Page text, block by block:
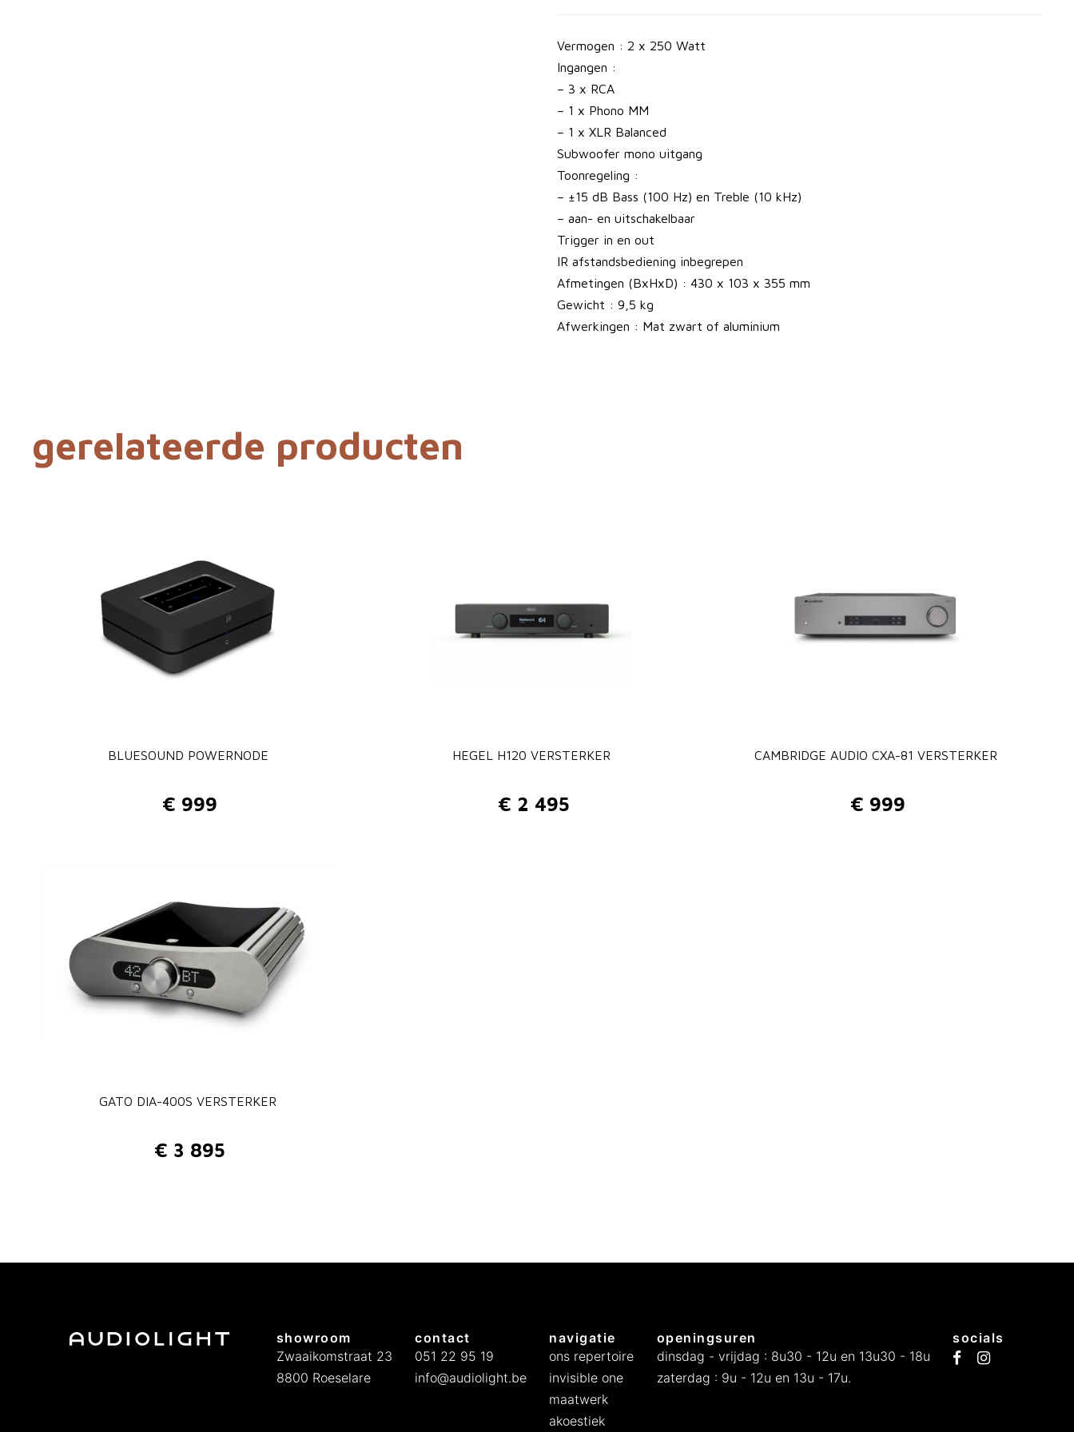
s
t
e
r
k
e
r
a
a
n
t
a
l
Vermogen : 2 x 250 Watt
Ingangen :
– 3 x RCA
– 1 x Phono MM
– 1 x XLR Balanced
Subwoofer mono uitgang
Toonregeling :
– ±15 dB Bass (100 Hz) en Treble (10 kHz)
– aan- en uitschakelbaar
Trigger in en out
IR afstandsbediening inbegrepen
Afmetingen (BxHxD) : 430 x 103 x 355 mm
Gewicht : 9,5 kg
Afwerkingen : Mat zwart of aluminium
gerelateerde producten
BLUESOUND POWERNODE
€ 999
HEGEL H120 VERSTERKER
€ 2 495
CAMBRIDGE AUDIO CXA-81 VERSTERKER
€ 999
GATO DIA-400S VERSTERKER
€ 3 895
showroom
Zwaaikomstraat 23
8800 Roeselare
contact
051 22 95 19
info@audiolight.be
navigatie
ons repertoire
invisible one
maatwerk
akoestiek
openingsuren
dinsdag - vrijdag : 8u30 - 12u en 13u30 - 18u
zaterdag : 9u - 12u en 13u - 17u.
socials